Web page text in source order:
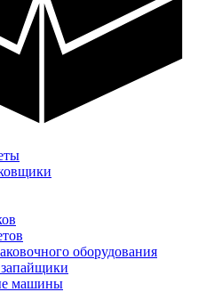
оборудования
машины